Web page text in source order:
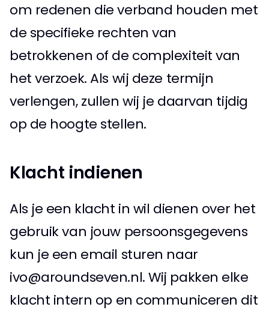
om redenen die verband houden met
de specifieke rechten van
betrokkenen of de complexiteit van
het verzoek. Als wij deze termijn
verlengen, zullen wij je daarvan tijdig
op de hoogte stellen.
Klacht indienen
Als je een klacht in wil dienen over het
gebruik van jouw persoonsgegevens
kun je een email sturen naar
ivo@aroundseven.nl. Wij pakken elke
klacht intern op en communiceren dit